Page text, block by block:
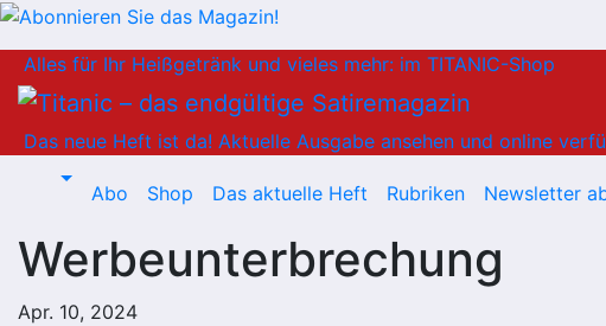
Inhalt
springen
Alles für Ihr Heißgetränk und vieles mehr: im TITANIC-Shop
Das neue Heft ist da! Aktuelle Ausgabe ansehen und online
Abo Shop Das aktuelle Heft Rubriken Newsletter
Werbeunterbrechung
Apr. 10, 2024